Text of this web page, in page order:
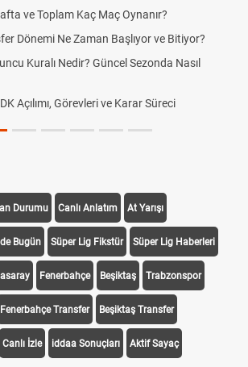
ve Toplam Kaç Maç Oynanır?
Dönemi Ne Zaman Başlıyor ve Bitiyor?
Kuralı Nedir? Güncel Sezonda Nasıl
Açılımı, Görevleri ve Karar Süreci
Durumu Canlı Anlatım At Yarışı
Bugün Süper Lig Fikstür Süper Lig Haberleri
Fenerbahçe Beşiktaş Trabzonspor
Fenerbahçe Transfer Beşiktaş Transfer
Canlı İzle iddaa Sonuçları Aktif Sayaç